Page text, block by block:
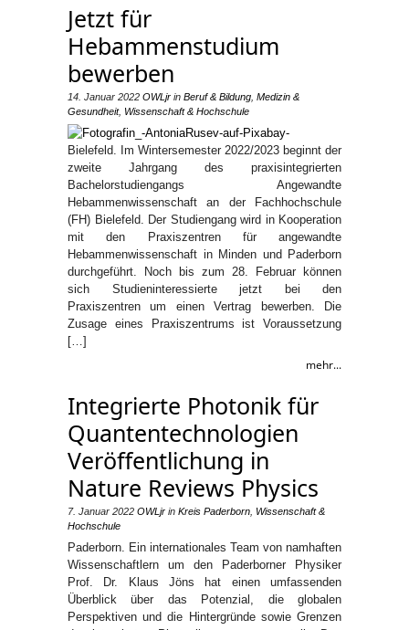
Jetzt für
Hebammenstudium
bewerben
14. Januar 2022 OWLjr in Beruf & Bildung Medizin &
Gesundheit, Wissenschaft & Hochschule
Bielefeld. Im Wintersemester 2022/2023 beginnt der
zweite Jahrgang des praxisintegrierten
Bachelorstudiengangs Angewandte
Hebammenwissenschaft an der Fachhochschule
(FH) Bielefeld. Der Studiengang wird in Kooperation
mit den Praxiszentren für angewandte
Hebammenwissenschaft in Minden und Paderborn
durchgeführt. Noch bis zum 28. Februar können
sich Studieninteressierte jetzt bei den
Praxiszentren um einen Vertrag bewerben. Die
Zusage eines Praxiszentrums ist Voraussetzung
[…]
mehr...
Integrierte Photonik für
Quantentechnologien
Veröffentlichung in
Nature Reviews Physics
7. Januar 2022 OWLjr in Kreis Paderborn Wissenschaft &
Hochschule
Paderborn. Ein internationales Team von namhaften
Wissenschaftlern um den Paderborner Physiker
Prof. Dr. Klaus Jöns hat einen umfassenden
Überblick über das Potenzial, die globalen
Perspektiven und die Hintergründe sowie Grenzen